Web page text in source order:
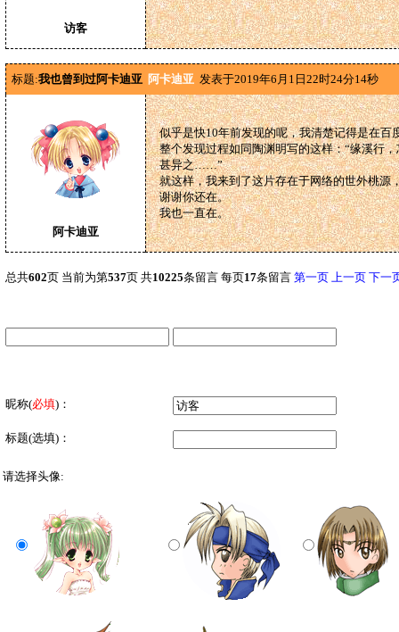
访客
标题:我也曾到过阿卡迪亚 阿卡迪亚 发表于2019年6月1日22时24分14秒
阿卡迪亚
似乎是快10年前发现的呢，我清楚记得是在百
整个发现过程如同陶渊明写的这样：“缘溪行
甚异之……”
就这样，我来到了这片存在于网络的世外桃源
谢谢你还在。
我也一直在。
总共602页 当前为第537页 共10225条留言 每页17条留言 第一页 上一页 下一
昵称(必填)：
标题(选填)：
请选择头像: